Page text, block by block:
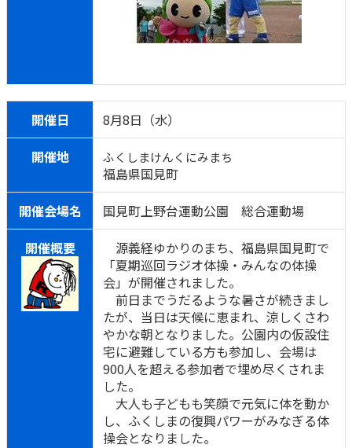
開催日
8月8日（水）
開催地
ふくしまけんくにみまち
福島県国見町
開催会場名
国見町上野台運動公園 総合運動場
開催概要
源義経ゆかりのまち、福島県国見町で
「夏期巡回ラジオ体操・みんなの体操
会」が開催されました。
前日までうだるような暑さが続きまし
たが、当日は天候に恵まれ、涼しくさわ
やかな朝となりました。公園内の仮設住
宅に避難している方も参加し、会場は
900人を超える参加者で埋め尽くされま
した。
大人も子どもも笑顔で元気に体を動か
し、ふくしまの復興パワーがみなぎる体
操会となりました。